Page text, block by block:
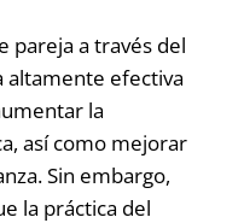
pareja a través del
efectiva
la
así como mejorar
Sin embargo,
la práctica del